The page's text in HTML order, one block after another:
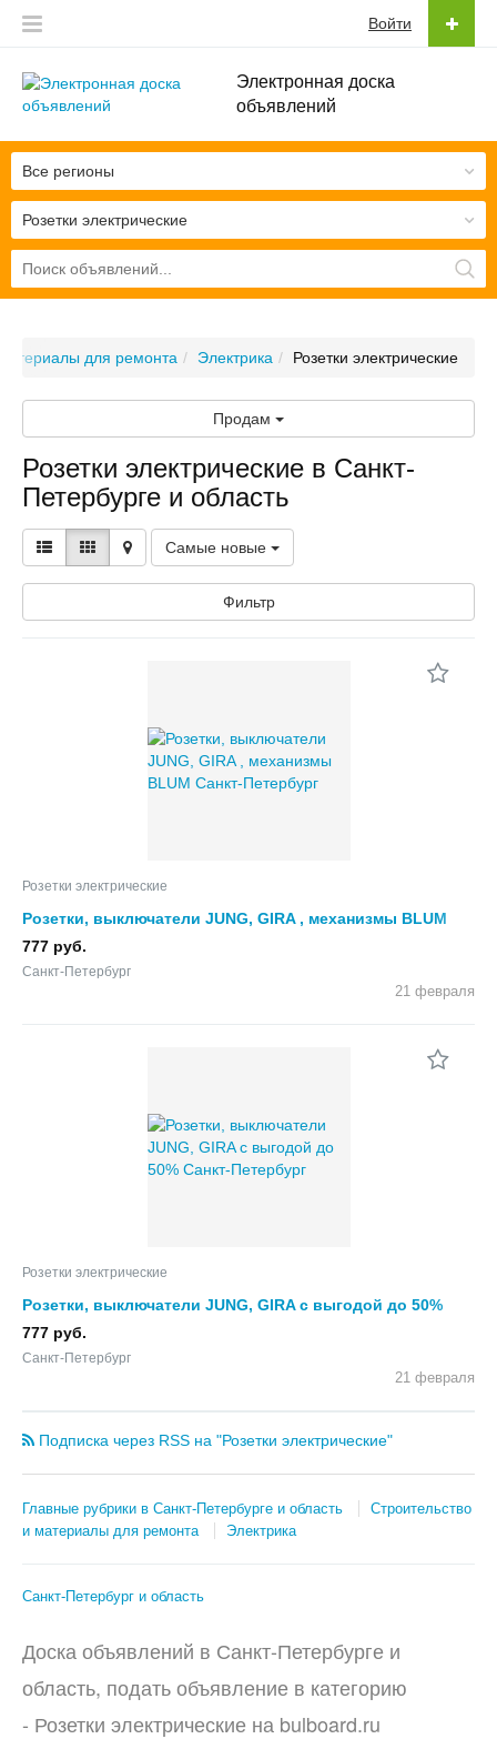
Электронная доска
объявлений
Войти
Розетки электрические
Все регионы
для ремонта Электрика Розетки электрические
Продам
Розетки электрические в Санкт-
Петербурге и область
Самые новые
Фильтр
Розетки электрические
Розетки, выключатели JUNG, GIRA , механизмы BLUM
777 руб.
Санкт-Петербург
21 февраля
Розетки электрические
Розетки, выключатели JUNG, GIRA с выгодой до 50%
777 руб.
Санкт-Петербург
21 февраля
Подписка через RSS на "Розетки электрические"
Главные рубрики в Санкт-Петербурге и область
Строительство
и материалы для ремонта
Электрика
Санкт-Петербург и область
Доска объявлений в Санкт-Петербурге и
область, подать объявление в категорию
- Розетки электрические на bulboard.ru